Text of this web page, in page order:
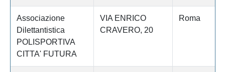
Associazione
Dilettantistica
POLISPORTIVA
CITTA' FUTURA
VIA ENRICO
CRAVERO, 20
Roma